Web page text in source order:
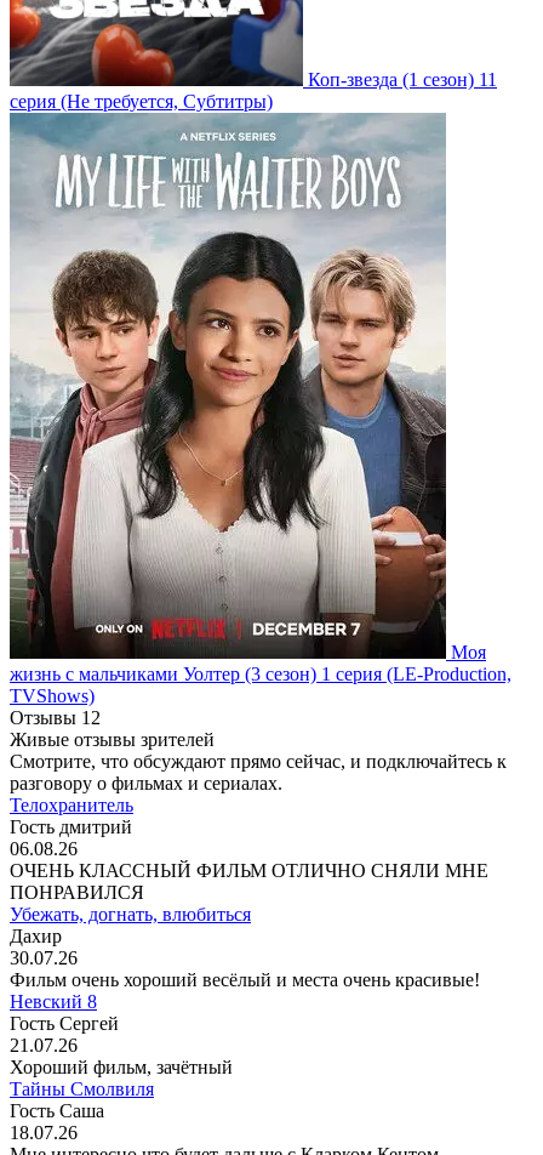
Коп-звезда (1 сезон) 11
серия (Не требуется, Субтитры)
Моя
жизнь с мальчиками Уолтер (3 сезон) 1 серия (LE-Production,
TVShows)
Отзывы 12
Живые отзывы зрителей
Смотрите, что обсуждают прямо сейчас, и подключайтесь к
разговору о фильмах и сериалах.
Телохранитель
Гость дмитрий
06.08.26
ОЧЕНЬ КЛАССНЫЙ ФИЛЬМ ОТЛИЧНО СНЯЛИ МНЕ
ПОНРАВИЛСЯ
Убежать, догнать, влюбиться
Дахир
30.07.26
Фильм очень хороший весёлый и места очень красивые!
Невский 8
Гость Сергей
21.07.26
Хороший фильм, зачётный
Тайны Смолвиля
Гость Саша
18.07.26